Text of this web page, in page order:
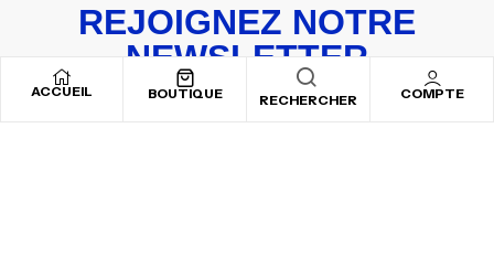
ACCUEIL BOUTIQUE RECHERCHER COMPTE
REJOIGNEZ NOTRE
NEWSLETTER
Inscrivez-vous pour recevoir nos offres spéciales